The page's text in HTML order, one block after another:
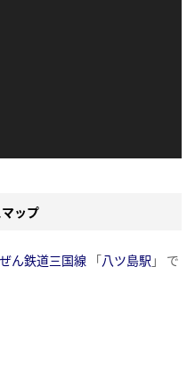
ップ
ん鉄道三国線 「八ツ島駅 」 で